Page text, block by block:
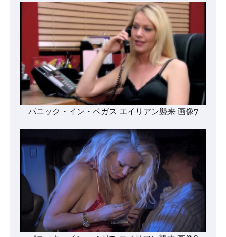
パニック・イン・ベガス エイリアン襲来 画像7